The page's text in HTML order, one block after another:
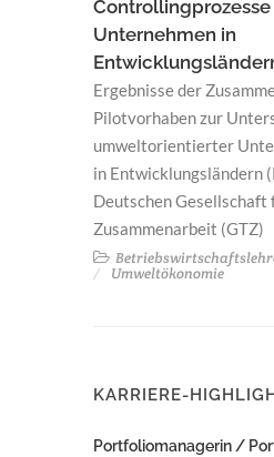
Controllingprozesse
Unternehmen in
Ergebnisse der
Pilotvorhaben zur
umweltorientierter
in Entwicklungsländern
Deutschen Gesellschaft
Zusammenarbeit (GTZ)
Umweltökonomie
KARRIERE-
Portfoliomanagerin /